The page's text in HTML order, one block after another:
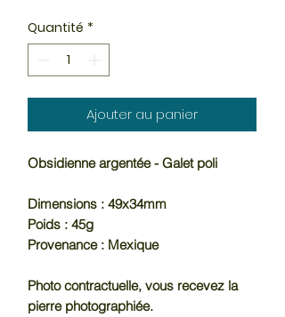
Quantité *
Ajouter au panier
Obsidienne argentée - Galet poli
Dimensions : 49x34mm
Poids : 45g
Provenance : Mexique
Photo contractuelle, vous recevez la
pierre photographiée.